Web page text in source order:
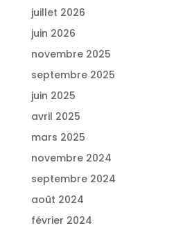
juillet 2026
juin 2026
novembre 2025
septembre 2025
juin 2025
avril 2025
mars 2025
novembre 2024
septembre 2024
août 2024
février 2024